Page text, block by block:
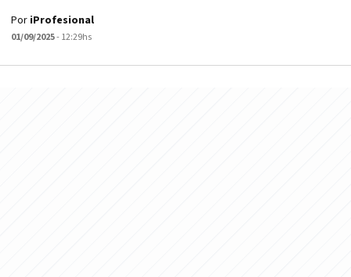
Por iProfesional
01/09/2025- 12:29hs